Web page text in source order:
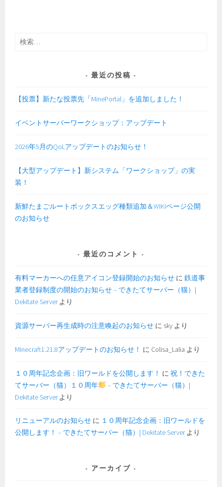
検
最近の投稿
【投票】新たな投票先「MinePortal」を追加しました！
イベントサーバーワークショップ：アップデート
2026年5月のQoLアップデートのお知らせ！
【大型アップデート】新システム「ワークショップ」の実
装！
新鮮たまごルートボックスエッグ種類追加＆WIKIページ公開
のお知らせ
最近のコメント
有料マーカーへの任意アイコン登録開始のお知らせ に鉄道事
業者登録制度の開始のお知らせ – できたてサーバー（猫）|
Dekitate Serverより
資源サーバー再生成時の注意喚起のお知らせ に sky より
Minecraft1.21.8アップデートのお知らせ！ に Colisa_Lalia より
１０周年記念企画：旧ワールドを公開します！ に祝！できた
てサーバー（猫）１０周年
– できたてサーバー（猫）|
Dekitate Serverより
リニューアルのお知らせ に １０周年記念企画：旧ワールドを
公開します！ – できたてサーバー（猫）| Dekitate Serverより
アーカイブ